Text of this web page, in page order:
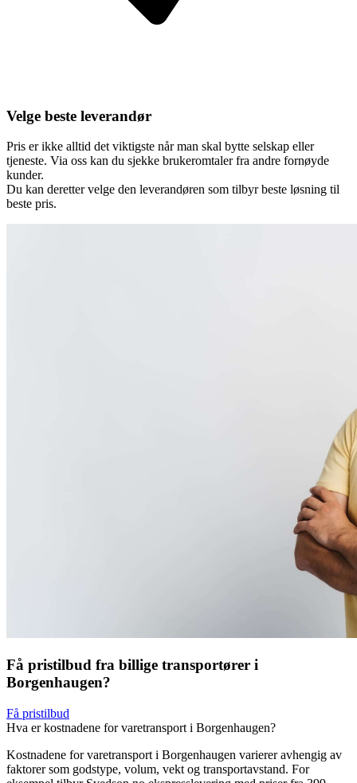
Velge beste leverandør
Pris er ikke alltid det viktigste når man skal bytte selskap eller
tjeneste. Via oss kan du sjekke brukeromtaler fra andre fornøyde
kunder.
Du kan deretter velge den leverandøren som tilbyr beste løsning til
beste pris.
Få pristilbud fra billige transportører i
Borgenhaugen?
Få pristilbud
Hva er kostnadene for varetransport i Borgenhaugen?
Kostnadene for varetransport i Borgenhaugen varierer avhengig av
faktorer som godstype, volum, vekt og transportavstand. For